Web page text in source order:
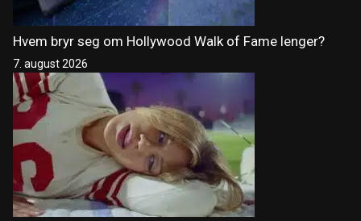
Hvem bryr seg om Hollywood Walk of Fame lenger?
7. august 2026